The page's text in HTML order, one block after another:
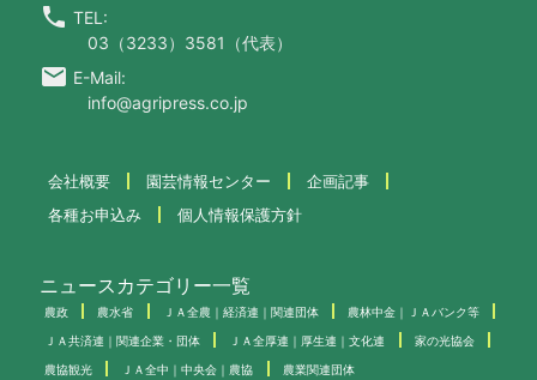
call TEL:
03（3233）3581（代表）
email E-Mail:
info@agripress.co.jp
会社概要 園芸情報センター
企画記事
各種お申込み
個人情報保護方針
ニュースカテゴリー一覧
農政 農水省 ＪＡ全農｜経済連｜関連団体 農林中金｜ＪＡバンク等
ＪＡ共済連｜関連企業・団体 ＪＡ全厚連｜厚生連｜文化連 家の光協会
農協観光 ＪＡ全中｜中央会｜農協 農業関連団体